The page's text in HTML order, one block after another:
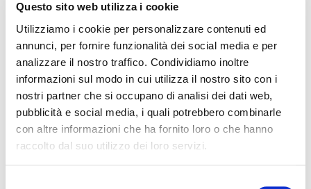
Questo sito web utilizza i cookie
Utilizziamo i cookie per personalizzare contenuti ed
annunci, per fornire funzionalità dei social media e per
analizzare il nostro traffico. Condividiamo inoltre
informazioni sul modo in cui utilizza il nostro sito con i
nostri partner che si occupano di analisi dei dati web,
pubblicità e social media, i quali potrebbero combinarle
con altre informazioni che ha fornito loro o che hanno
raccolto dal suo utilizzo dei loro servizi.
the website
operator.
deskline/w
eb/#_data
Feratel Függőben
deskline/w
eb/#_expir
y
Tartós